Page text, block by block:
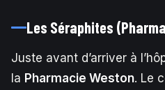
Les Séraphites
Juste avant d’arriver à
la Pharmacie Weston. Le